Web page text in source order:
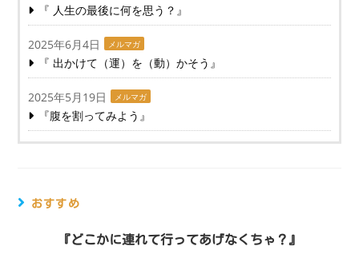
『 人生の最後に何を思う？』
2025年6月4日 メルマガ
『 出かけて（運）を（動）かそう』
2025年5月19日 メルマガ
『腹を割ってみよう』
おすすめ
『どこかに連れて行ってあげなくちゃ？』